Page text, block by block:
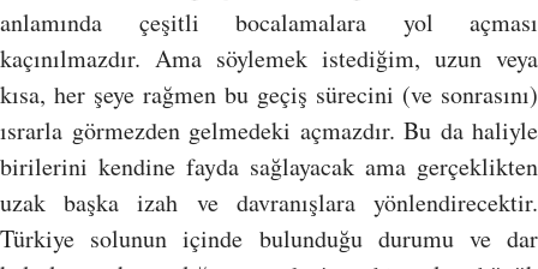
anlamında çeşitli bocalamalara yol açması
kaçınılmazdır. Ama söylemek istediğim, uzun veya
kısa, her şeye rağmen bu geçiş sürecini (ve sonrasını)
ısrarla görmezden gelmedeki açmazdır. Bu da haliyle
birilerini kendine fayda sağlayacak ama gerçeklikten
uzak başka izah ve davranışlara yönlendirecektir.
Türkiye solunun içinde bulunduğu durumu ve dar